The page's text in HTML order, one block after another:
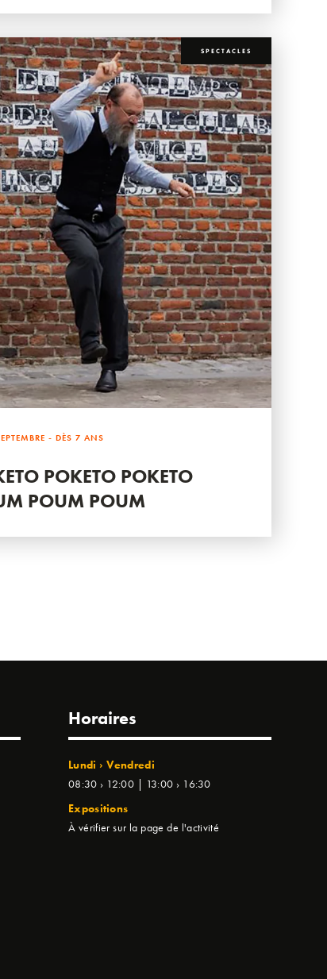
SPECTACLES
- DÈS 7 ANS
POKETO POKETO
POUM POUM
Horaires
Lundi › Vendredi
08:30 › 12:00 | 13:00 › 16:30
Expositions
À vérifier sur la page de l'activité